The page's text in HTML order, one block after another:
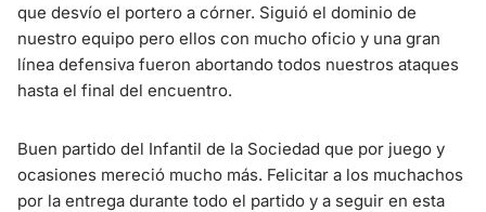
que desvío el portero a córner. Siguió el dominio de
nuestro equipo pero ellos con mucho oficio y una gran
línea defensiva fueron abortando todos nuestros ataques
hasta el final del encuentro.
Buen partido del Infantil de la Sociedad que por juego y
ocasiones mereció mucho más. Felicitar a los muchachos
por la entrega durante todo el partido y a seguir en esta